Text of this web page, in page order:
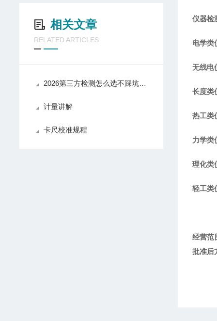
仪器检
电学类
无线电
长度类
热工类
力学类
理化类
轻工类
经营范
批准后
相关文章
RELATED ARTICLES
2026第三方检测怎么选不踩坑？5步“避坑”选购指南（含华盛检测实测）
计量讲解
卡尺校准规程